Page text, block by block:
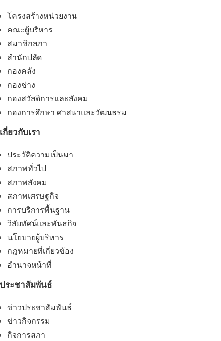
โครงสร้างหน่วยงาน
คณะผู้บริหาร
สมาชิกสภา
สำนักปลัด
กองคลัง
กองช่าง
กองสวัสดิการและสังคม
กองการศึกษา ศาสนาและวัฒนธรม
เกี่ยวกับเรา
ประวัติความเป็นมา
สภาพทั่วไป
สภาพสังคม
สภาพเศรษฐกิจ
การบริการพื้นฐาน
วิสัยทัศน์และพันธกิจ
นโยบายผู้บริหาร
กฎหมายที่เกี่ยวข้อง
อํานาจหน้าที่
ประชาสัมพันธ์
ข่าวประชาสัมพันธ์
ข่าวกิจกรรม
กิจการสภา